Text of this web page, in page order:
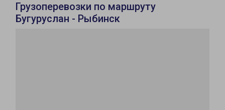
Грузоперевозки по маршруту
Бугуруслан - Рыбинск